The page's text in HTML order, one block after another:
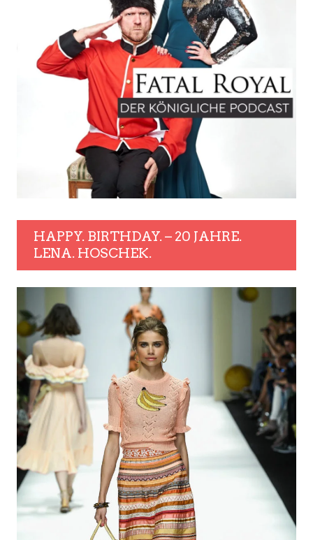
HAPPY. BIRTHDAY. – 20 JAHRE.
LENA. HOSCHEK.